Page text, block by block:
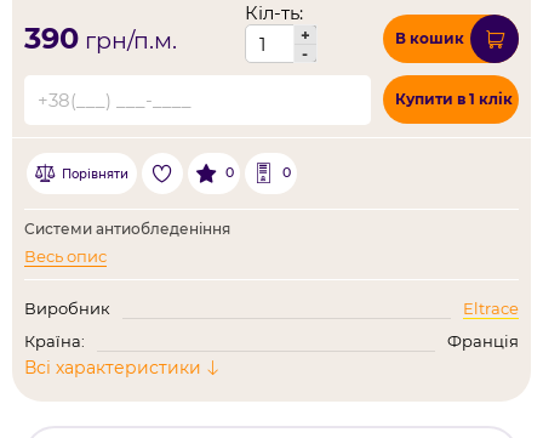
390 грн/п.м.
Кіл-ть:
+
-
В кошик
Купити в 1 клік
Порівняти 0 0
Системи антиобледеніння
Весь опис
Виробник
Eltrace
Країна:
Франція
Всі характеристики